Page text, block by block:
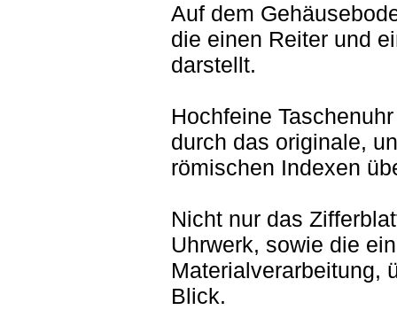
Auf dem
die einen Reiter und
darstellt.
Hochfeine
durch das originale,
römischen Indexen
Nicht nur das
Uhrwerk, sowie die
Materialverarbeitung,
Blick.